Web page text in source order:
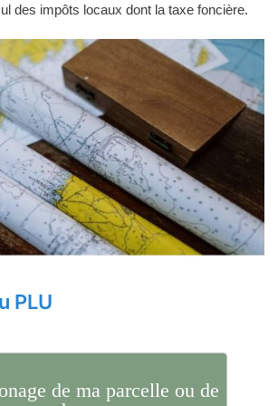
des impôts locaux dont la taxe foncière.
PLU
de ma parcelle ou de